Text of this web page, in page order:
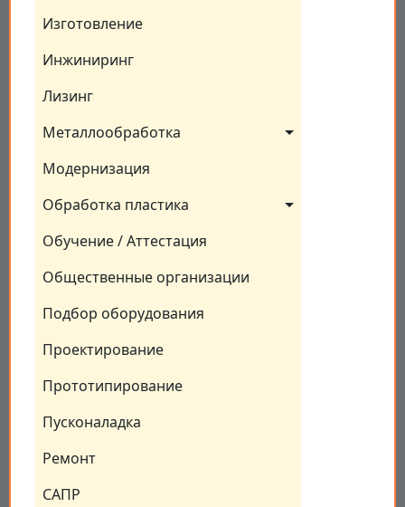
Изготовление
Инжиниринг
Лизинг
Металлообработка
Модернизация
Обработка пластика
Обучение / Аттестация
Общественные организации
Подбор оборудования
Проектирование
Прототипирование
Пусконаладка
Ремонт
САПР